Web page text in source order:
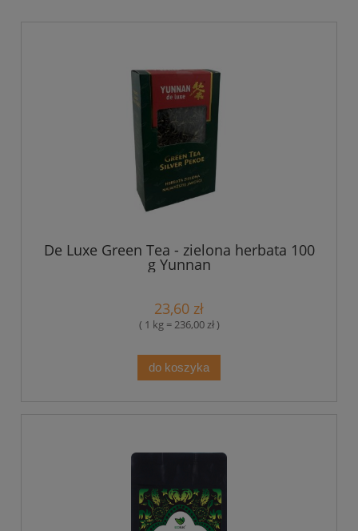
De Luxe Green Tea - zielona herbata 100
g Yunnan
23,60 zł
( 1 kg = 236,00 zł )
do koszyka